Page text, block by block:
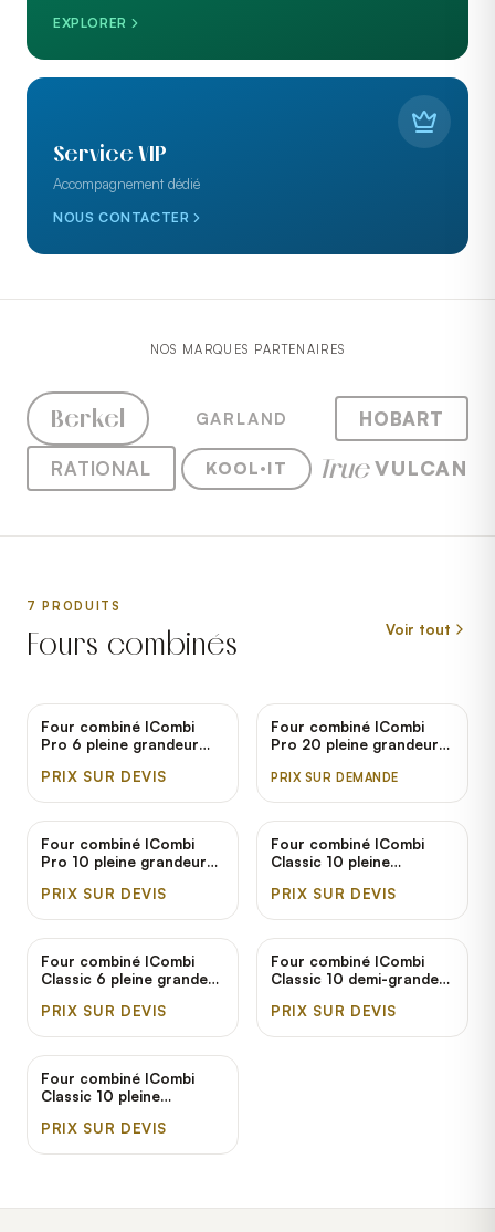
EXPLORER
Service VIP
Accompagnement dédié
NOUS CONTACTER
NOS MARQUES PARTENAIRES
Berkel GARLAND HOBART
RATIONAL KOOL·IT True VULCAN
7 PRODUIT S
Fours combinés Voir tout
Four combiné ICombi
Pro 6 pleine grandeur
208/240V, 3 Phases
PRIX SUR DEVIS
Four combiné ICombi
Pro 20 pleine grandeur
208/240V, 3 Phases
PRIX SUR DEMANDE
Four combiné ICombi
Pro 10 pleine grandeur
208/240V, 3 Phases
PRIX SUR DEVIS
Four combiné ICombi
Classic 10 pleine
Rational - 208/240V, 3
PRIX SUR DEVIS
Four combiné ICombi
Classic 6 pleine grandeur
208/240V, 3 Phases
PRIX SUR DEVIS
Four combiné ICombi
Classic 10 demi-grandeur
208/240V, 3 Phases
PRIX SUR DEVIS
Four combiné ICombi
Classic 10 pleine
Rational - 208/240V, 3
PRIX SUR DEVIS